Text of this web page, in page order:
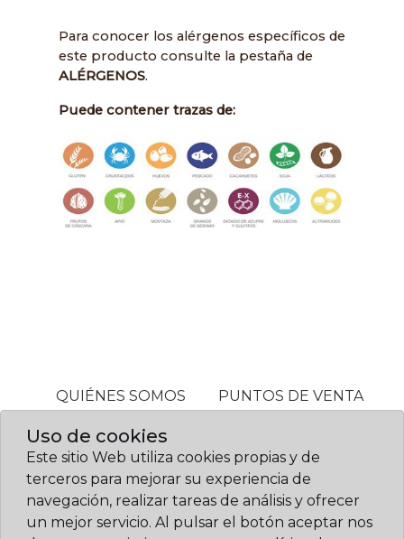
Para conocer los alérgenos específicos de
este producto consulte la pestaña de
ALÉRGENOS.
Puede contener trazas de:
QUIÉNES SOMOS PUNTOS DE VENTA
ALÉRGENOS
© Confitería Gil 2026. Diseño web:
www.sietemandarinas.com
Política de cookies
Aviso legal Política de privacidad
Uso de cookies
Este sitio Web utiliza cookies propias y de
terceros para mejorar su experiencia de
navegación, realizar tareas de análisis y ofrecer
un mejor servicio. Al pulsar el botón aceptar nos